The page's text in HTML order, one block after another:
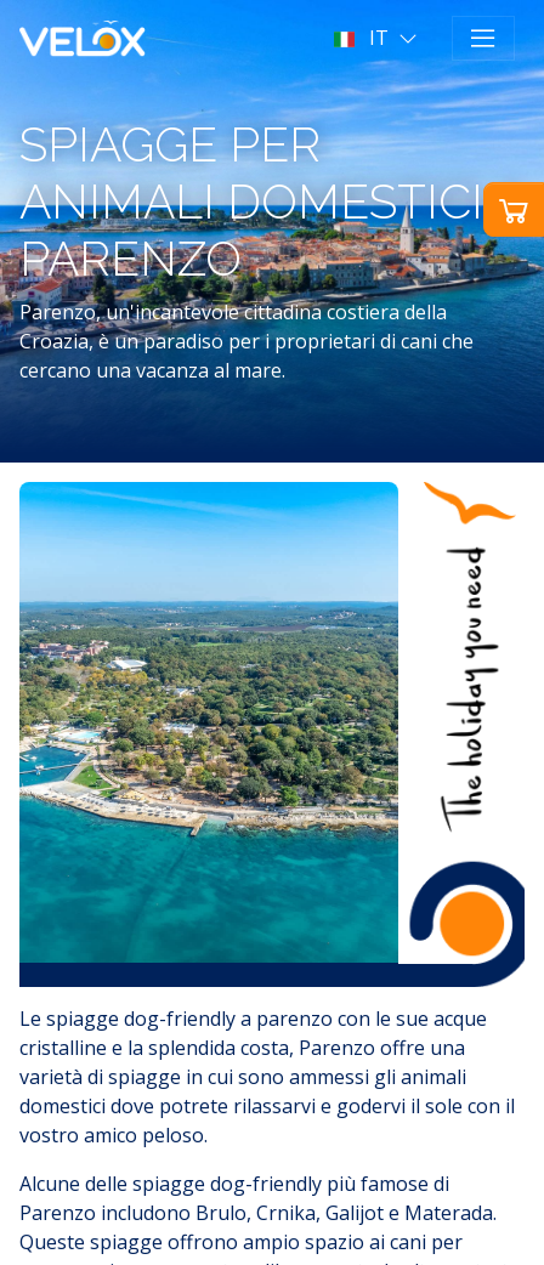
IT
SPIAGGE PER
ANIMALI DOMESTICI A
PARENZO
Parenzo, un'incantevole cittadina costiera della
Croazia, è un paradiso per i proprietari di cani che
cercano una vacanza al mare.
Le spiagge dog-friendly a parenzo con le sue acque
cristalline e la splendida costa, Parenzo offre una
varietà di spiagge in cui sono ammessi gli animali
domestici dove potrete rilassarvi e godervi il sole con il
vostro amico peloso.
Alcune delle spiagge dog-friendly più famose di
Parenzo includono Brulo, Crnika, Galijot e Materada.
Queste spiagge offrono ampio spazio ai cani per